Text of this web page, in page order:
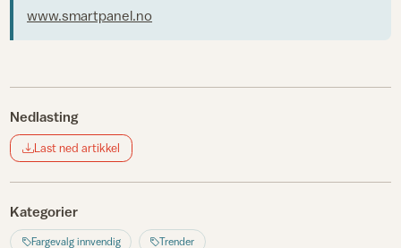
www.smartpanel.no
Nedlasting
Last ned artikkel
Kategorier
Fargevalg innvendig Trender